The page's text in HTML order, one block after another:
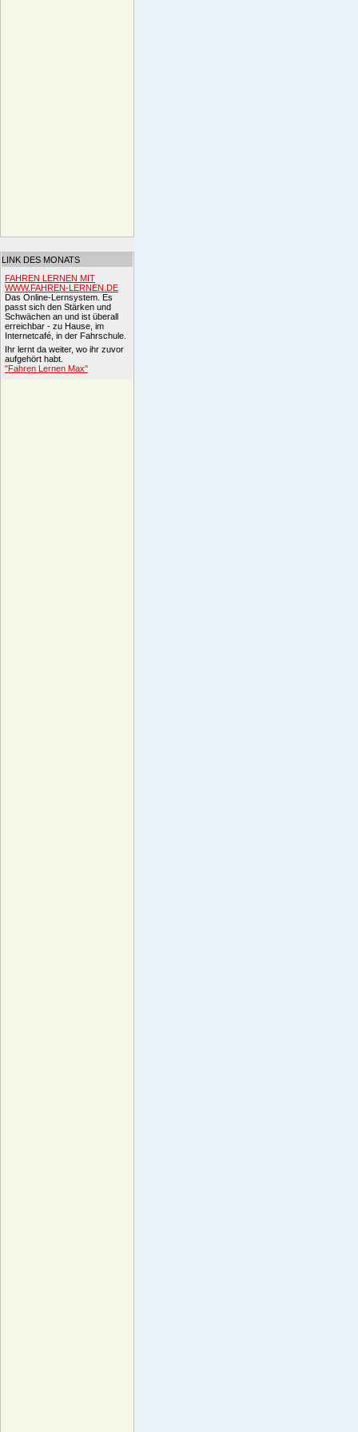
LINK DES MONATS
FAHREN LERNEN MIT
WWW.FAHREN-LERNEN.DE
Das Online-Lernsystem. Es
passt sich den Stärken und
Schwächen an und ist überall
erreichbar - zu Hause, im
Internetcafé, in der Fahrschule.
Ihr lernt da weiter, wo ihr zuvor
aufgehört habt.
"Fahren Lernen Max"